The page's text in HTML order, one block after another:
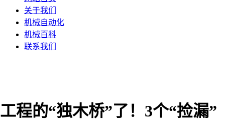
关于我们
机械自动化
机械百科
联系我们
程的“独木桥”了！3个“捡漏”